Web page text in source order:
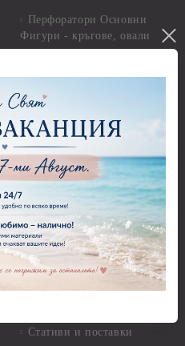
Перфоратори Основни
Фигури - кръгове, овали
звезди
Перфоратори - Цветя, листа
и клонки
Перфоратори - Детски
Перфоратори - Животни
Перфоратори - Коледни и
Зимни
Рисуване
Грунд и почистващи
Стативи и поставки